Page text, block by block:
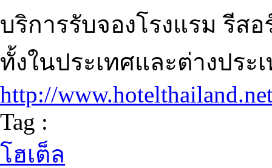
บริการรับจองโรงแรม รีส
ทั้งในประเทศและต่างปร
http://
Tag :
โฮเต็ล